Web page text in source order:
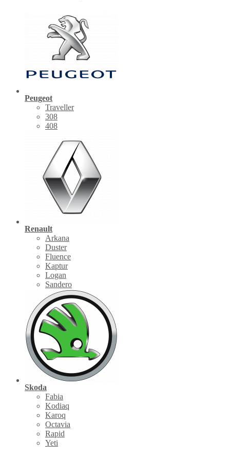
Peugeot
Traveller
308
408
Renault
Arkana
Duster
Fluence
Kaptur
Logan
Sandero
Skoda
Fabia
Kodiaq
Karoq
Octavia
Rapid
Yeti